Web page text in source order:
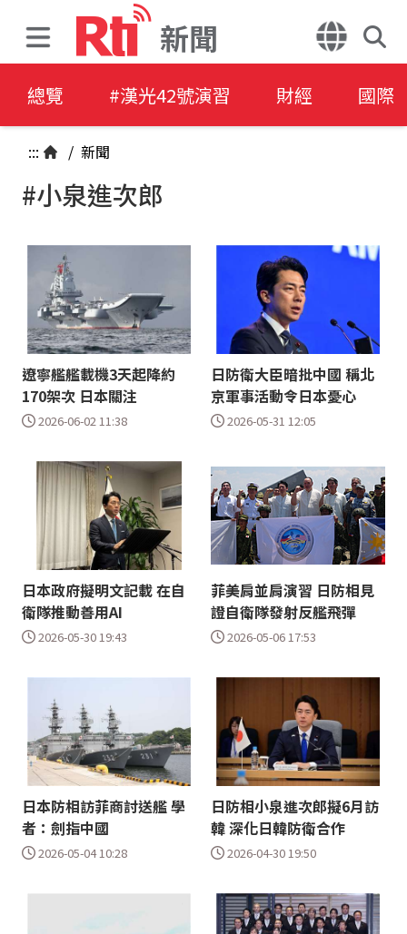
新聞
總覽 #漢光42號演習 財經 國際
::: / 新聞
#小泉進次郎
遼寧艦艦載機3天起降約
170架次 日本關注
2026-06-02 11:38
日防衛大臣暗批中國 稱北
京軍事活動令日本憂心
2026-05-31 12:05
日本政府擬明文記載 在自
衛隊推動善用AI
2026-05-30 19:43
菲美肩並肩演習 日防相見
證自衛隊發射反艦飛彈
2026-05-06 17:53
日本防相訪菲商討送艦 學
者：劍指中國
2026-05-04 10:28
日防相小泉進次郎擬6月訪
韓 深化日韓防衛合作
2026-04-30 19:50